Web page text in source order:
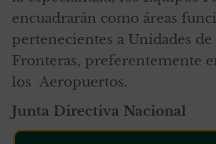
encuadrarán como áreas
pertenecientes a Unidades de
Fronteras, preferentemente
los Aeropuertos.
Junta Directiva Nacional